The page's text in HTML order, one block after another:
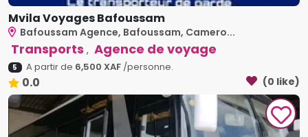
Mvila Voyages Bafoussam
Bafoussam Agence, Bafoussam, Camero...
Transports , Agence de voyage
5 A partir de 6,500 XAF/personne.
0.0 (0 like)